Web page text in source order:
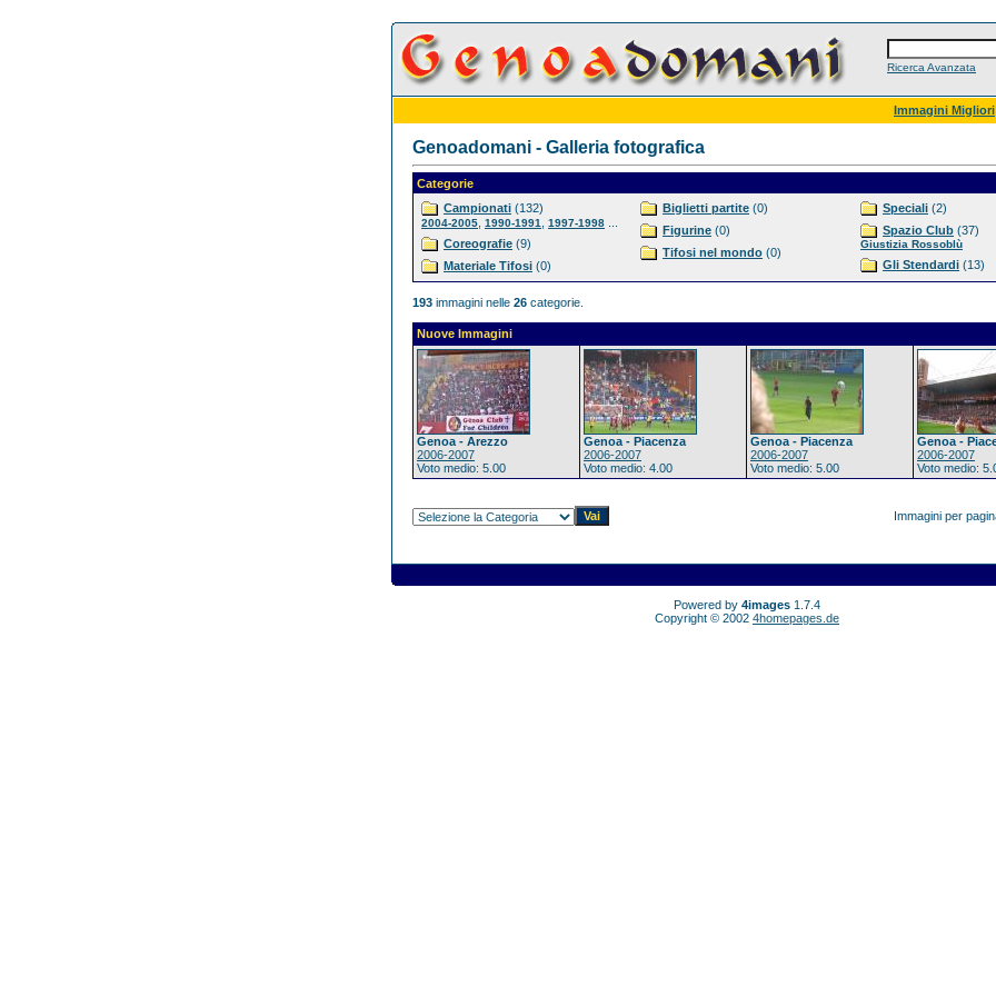
Ricerca Avanzata
Immagini Migliori
Genoadomani - Galleria fotografica
Categorie
Campionati (132)
2004-2005 1990-1991 1997-1998
Coreografie (9)
Materiale Tifosi (0)
Biglietti partite (0)
Figurine (0)
Tifosi nel mondo (0)
Speciali (2)
Spazio Club (37)
Giustizia Rossoblù
Gli Stendardi (13)
193 immagini nelle 26 categorie.
Nuove Immagini
Genoa - Arezzo
2006-2007
Voto medio: 5.00
Genoa - Piacenza
2006-2007
Voto medio: 4.00
Genoa - Piacenza
2006-2007
Voto medio: 5.00
Genoa -
2006-2007
Voto medio:
Immagini per
Powered by 4images 1.7.4
Copyright © 2002 4homepages.de